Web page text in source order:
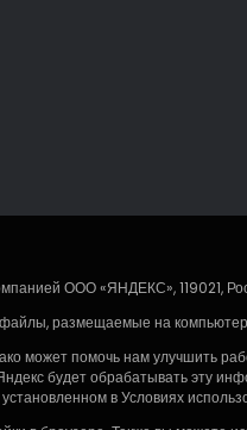
ООО «ЯНДЕКС», 119021,
размещаемые на
помочь нам улучшить
будет обрабатывать эту
в Условиях